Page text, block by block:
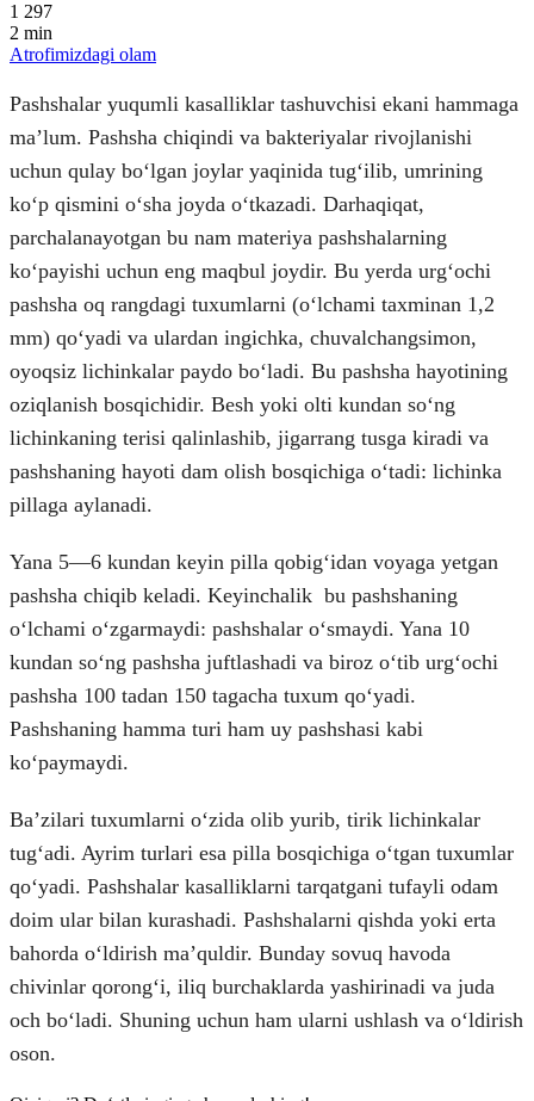
1 297
2 min
Atrofimizdagi olam
Pashshalar yuqumli kasalliklar tashuvchisi ekani hammaga
maʼlum. Pashsha chiqindi va bakteriyalar rivojlanishi
uchun qulay boʻlgan joylar yaqinida tugʻilib, umrining
koʻp qismini oʻsha joyda oʻtkazadi. Darhaqiqat,
parchalanayotgan bu nam materiya pashshalarning
koʻpayishi uchun eng maqbul joydir. Bu yerda urgʻochi
pashsha oq rangdagi tuxumlarni (oʻlchami taxminan 1,2
mm) qoʻyadi va ulardan ingichka, chuvalchangsimon,
oyoqsiz lichinkalar paydo boʻladi. Bu pashsha hayotining
oziqlanish bosqichidir. Besh yoki olti kundan soʻng
lichinkaning terisi qalinlashib, jigarrang tusga kiradi va
pashshaning hayoti dam olish bosqichiga oʻtadi: lichinka
pillaga aylanadi.
Yana 5—6 kundan keyin pilla qobigʻidan voyaga yetgan
pashsha chiqib keladi. Keyinchalik bu pashshaning
oʻlchami oʻzgarmaydi: pashshalar oʻsmaydi. Yana 10
kundan soʻng pashsha juftlashadi va biroz oʻtib urgʻochi
pashsha 100 tadan 150 tagacha tuxum qoʻyadi.
Pashshaning hamma turi ham uy pashshasi kabi
koʻpaymaydi.
Baʼzilari tuxumlarni oʻzida olib yurib, tirik lichinkalar
tugʻadi. Ayrim turlari esa pilla bosqichiga oʻtgan tuxumlar
qoʻyadi. Pashshalar kasalliklarni tarqatgani tufayli odam
doim ular bilan kurashadi. Pashshalarni qishda yoki erta
bahorda oʻldirish maʼquldir. Bunday sovuq havoda
chivinlar qorongʻi, iliq burchaklarda yashirinadi va juda
och boʻladi. Shuning uchun ham ularni ushlash va oʻldirish
oson.